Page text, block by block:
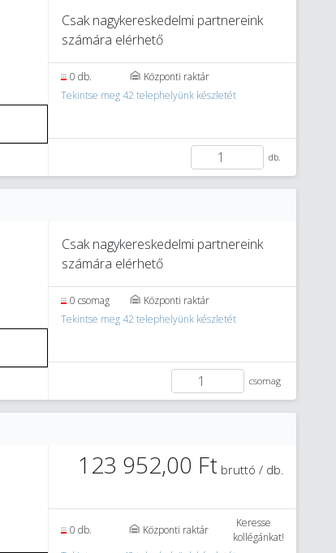
Csak nagykereskedelmi partnereink
számára elérhető
0 db.
Központi raktár
Tekintse meg 42 telephelyünk készletét
db.
Csak nagykereskedelmi partnereink
számára elérhető
0 csomag
Központi raktár
Tekintse meg 42 telephelyünk készletét
csomag
123 952,00 Ft bruttó / db.
0 db. Központi raktár
Keresse
kollégánkat!